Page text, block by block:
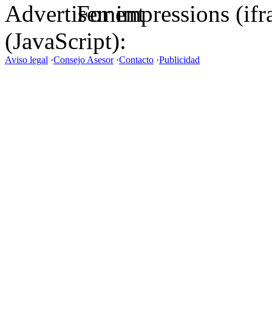
For impressions
(JavaScript):
Aviso legal ·Consejo Asesor·Contacto ·Publicidad